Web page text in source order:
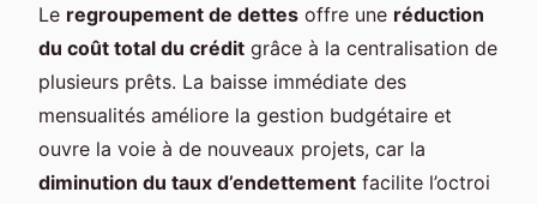
Le regroupement de dettes offre une réduction
du coût total du crédit grâce à la centralisation de
plusieurs prêts. La baisse immédiate des
mensualités améliore la gestion budgétaire et
ouvre la voie à de nouveaux projets, car la
diminution du taux d’endettement facilite l’octroi